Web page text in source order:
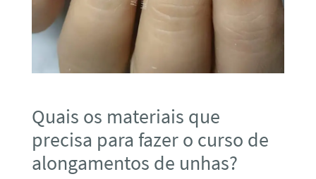
Quais os materiais que
precisa para fazer o curso de
alongamentos de unhas?